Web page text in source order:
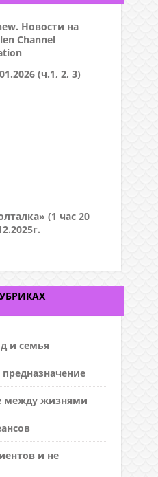
Новости на
Channel
(ч.1, 2, 3)
(1 час 20
и семья
между жизнями
и не